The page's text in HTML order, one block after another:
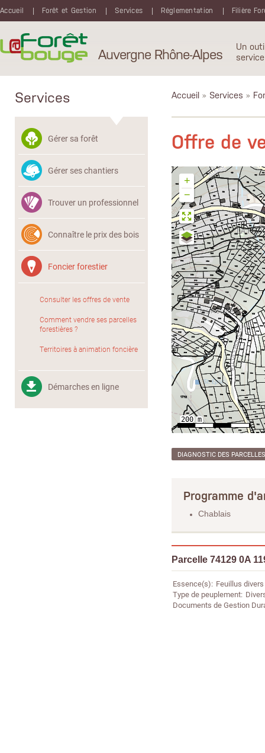
Accueil
Forêt et Gestion Services Réglementation Filière
Auvergne Rhône-Alpes
Un
Services
Gérer sa forêt
Gérer ses chantiers
Trouver un professionnel
Connaître le prix des bois
Foncier forestier
Consulter les offres de vente
Comment vendre ses parcelles
forestières ?
Territoires à animation foncière
Démarches en ligne
Accueil » Services »
Offre de
+
−
DIAGNOSTIC DES PARCELLES
Programme
Chablais
Parcelle 74129 0A
Essence(s) Feuillus divers
Type de peuplement
Documents de Gestion